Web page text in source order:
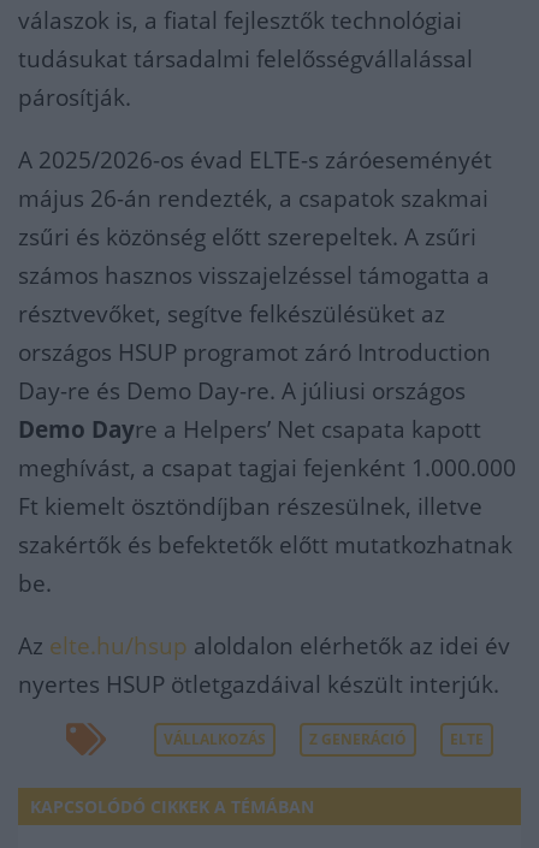
válaszok is, a fiatal fejlesztők technológiai
tudásukat társadalmi felelősségvállalással
párosítják.
A 2025/2026-os évad ELTE-s záróeseményét
május 26-án rendezték, a csapatok szakmai
zsűri és közönség előtt szerepeltek. A zsűri
számos hasznos visszajelzéssel támogatta a
résztvevőket, segítve felkészülésüket az
országos HSUP programot záró Introduction
Day-re és Demo Day-re. A júliusi országos
Demo Dayre a Helpers’ Net csapata kapott
meghívást, a csapat tagjai fejenként 1.000.000
Ft kiemelt ösztöndíjban részesülnek, illetve
szakértők és befektetők előtt mutatkozhatnak
be.
Az elte.hu/hsup aloldalon elérhetők az idei év
nyertes HSUP ötletgazdáival készült interjúk.
VÁLLALKOZÁS Z GENERÁCIÓ ELTE
KAPCSOLÓDÓ CIKKEK A TÉMÁBAN